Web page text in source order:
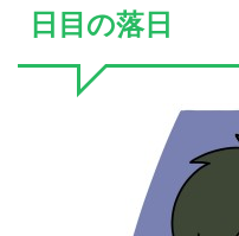
日目の落日